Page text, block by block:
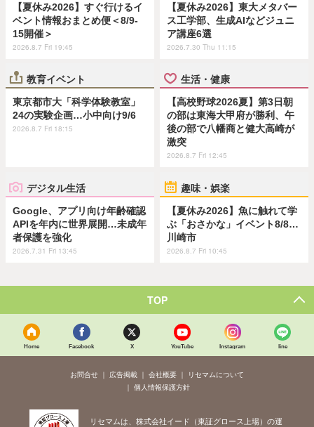
【夏休み2026】すぐ行けるイ
ベント情報おまとめ便＜8/9-
15開催＞
2026.8.7 Fri 19:45
【夏休み2026】東大メタバー
ス工学部、生成AIなどジュニ
ア講座6選
2026.7.30 Thu 11:15
教育イベント
東京都市大「科学体験教室」
24の実験企画…小中向け9/6
2026.8.7 Fri 18:15
生活・健康
【高校野球2026夏】第3日朝
の部は東海大甲府が勝利、午
後の部で八幡商と健大高崎が
激突
2026.8.7 Fri 12:45
デジタル生活
Google、アプリ向け年齢確認
APIを年内に世界展開…未成年
者保護を強化
2026.7.31 Fri 13:45
趣味・娯楽
【夏休み2026】魚に触れて学
ぶ「おさかな」イベント8/8…
川崎市
2026.8.7 Fri 10:45
TOP
Home Facebook X YouTube Instagram line
お問合せ 広告掲載 会社概要
リセマムについて
個人情報保護方針
リセマムは、株式会社イード（東証グロース上場）の運